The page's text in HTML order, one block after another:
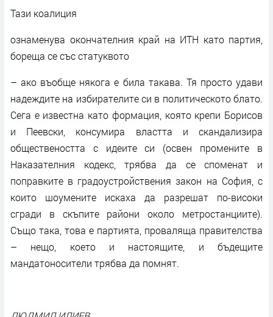
Тази коалиция
ознаменува окончателния край на ИТН като партия,
бореща се със статуквото
– ако въобще някога е била такава. Тя просто удави
надеждите на избирателите си в политическото блато.
Сега е известна като формация, която крепи Борисов
и Пеевски, консумира властта и скандализира
обществеността с идеите си (освен промените в
Наказателния кодекс, трябва да се споменат и
поправките в градоустройствения закон на София, с
които шоумените искаха да разрешат по-високи
сгради в скъпите райони около метростанциите).
Също така, това е партията, проваляща правителства
– нещо, което и настоящите, и бъдещите
мандатоносители трябва да помнят.